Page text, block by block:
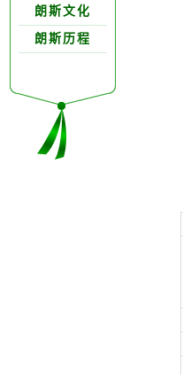
朗斯文化
朗斯历程